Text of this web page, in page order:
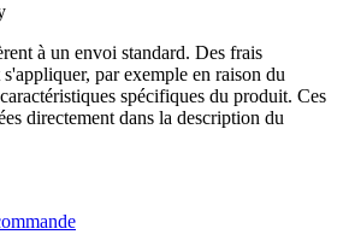
à un envoi standard. Des frais
par exemple en raison du
spécifiques du produit. Ces
directement dans la description du